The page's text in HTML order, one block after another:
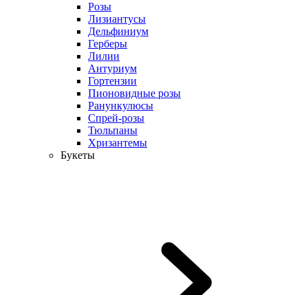
Розы
Лизиантусы
Дельфиниум
Герберы
Лилии
Антуриум
Гортензии
Пионовидные розы
Ранункулюсы
Спрей-розы
Тюльпаны
Хризантемы
Букеты